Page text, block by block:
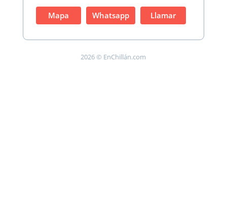
Mapa Whatsapp Llamar
2026 © EnChillán.com